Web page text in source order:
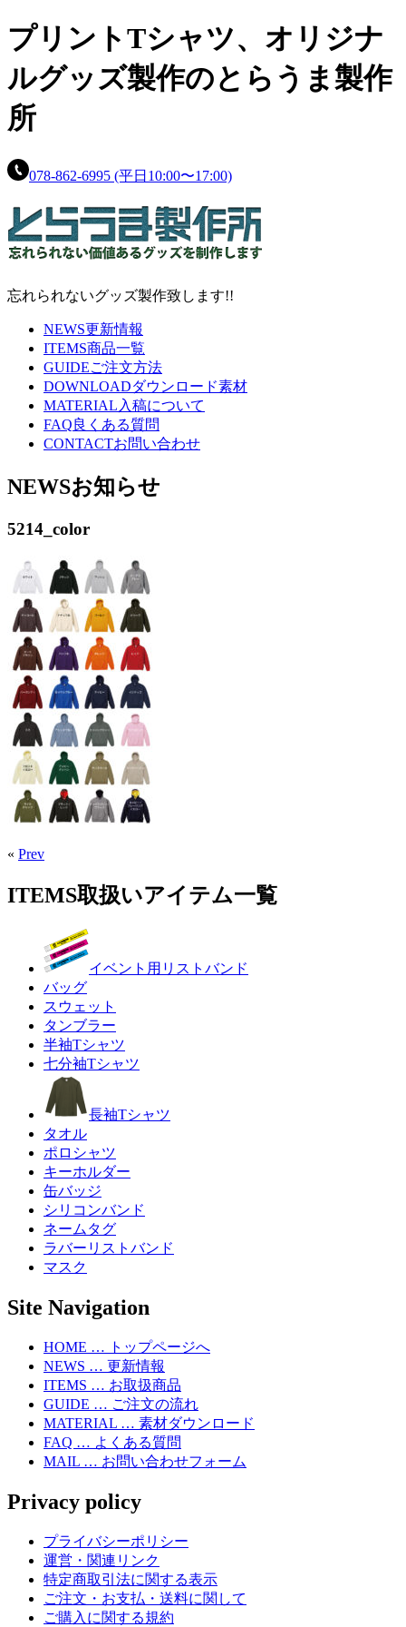
プリントTシャツ、 オリジナ
ルグッズ製作のとらうま製作
所
078-862-6995 (平日10:00〜17:00)
忘れられないグッズ製作致します!!
NEWS更新情報
ITEMS商品一覧
GUIDEご注文方法
DOWNLOADダウンロード素材
MATERIAL 入稿について
FAQ良くある質問
CONTACTお問い合わせ
NEWSお知らせ
5214_color
« Prev
ITEMS取扱いアイテム一覧
イベント用リストバンド
バッグ
スウェット
タンブラー
半袖Tシャツ
七分袖Tシャツ
長袖Tシャツ
タオル
ポロシャツ
キーホルダー
缶バッジ
シリコンバンド
ネームタグ
ラバーリストバンド
マスク
Site Navigation
HOME … トップページへ
NEWS … 更新情報
ITEMS … お取扱商品
GUIDE … ご注文の流れ
MATERIAL … 素材ダウンロード
FAQ … よくある質問
MAIL … お問い合わせフォーム
Privacy policy
プライバシーポリシー
運営・関連リンク
特定商取引法に関する表示
ご注文・お支払・送料に関して
ご購入に関する規約